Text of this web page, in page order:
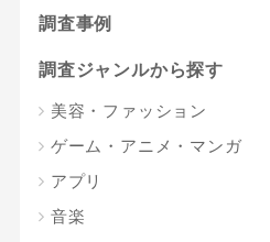
調査事例
調査ジャンルから探す
美容・ファッション
ゲーム・アニメ・マンガ
アプリ
音楽